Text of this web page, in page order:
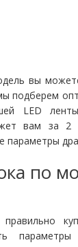
вы
подберем
LED
вам за 2
параметры
по